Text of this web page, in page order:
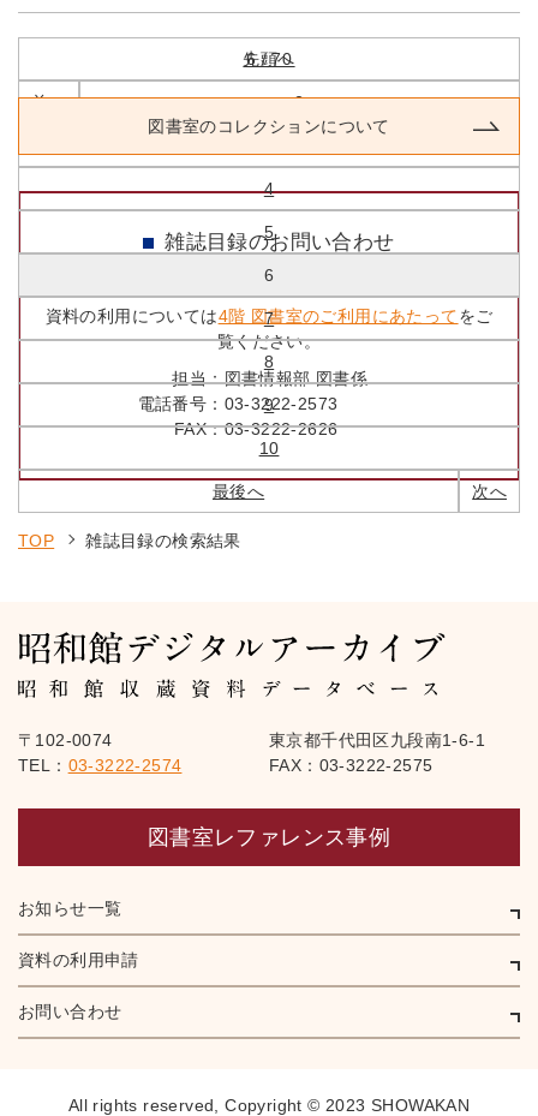
6 / 70
先頭へ
前へ 2
4
5
6
7
8
9
10
次へ
最後へ
図書室のコレクションについて
雑誌目録のお問い合わせ
資料の利用については4階 図書室のご利用にあたってをご
覧ください。
担当：図書情報部 図書係
電話番号： 03-3222-2573
FAX：03-3222-2626
TOP 雑誌目録の検索結果
〒102-0074
東京都千代田区九段南1-6-1
TEL： 03-3222-2574 FAX：03-3222-2575
図書室レファレンス事例
お知らせ一覧
資料の利用申請
お問い合わせ
All rights reserved,Copyright © 2023 SHOWAKAN